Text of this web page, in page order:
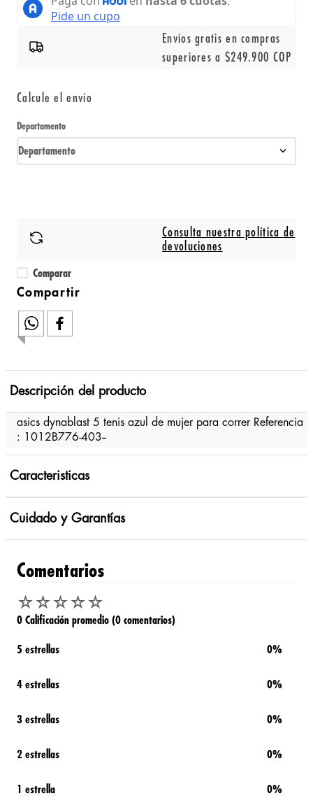
Envíos gratis en compras
superiores a $249.900 COP
Calcule el envío
Departamento
Departamento
Consulta nuestra política de
devoluciones
Comparar
Descripción del producto
asics dynablast 5 tenis azul de mujer para correr Referencia
: 1012B776-403--
Caracteristicas
Cuidado y Garantías
Comentarios
☆☆☆☆☆
0 Calificación promedio (0 comentarios)
5 estrellas 0%
4 estrellas 0%
3 estrellas 0%
2 estrellas 0%
1 estrella 0%